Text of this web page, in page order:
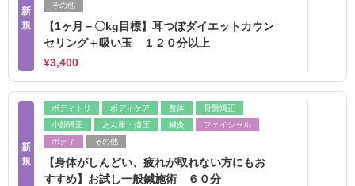
新
規
その他
【1ヶ月－〇kg目標】耳つぼダイエットカウン
セリング＋吸い玉 １２０分以上
¥3,400
新
規
ボディトリ ボディケア 整体
骨盤矯正
小顔矯正
あん摩・指圧 鍼灸
フェイシャル
ボディ
その他
【身体がしんどい、疲れが取れない方にもお
すすめ】お試し一般鍼施術 ６０分